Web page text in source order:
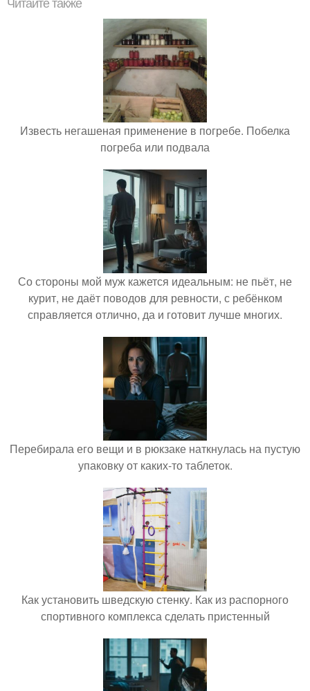
Читайте также
Известь негашеная применение в погребе. Побелка
погреба или подвала
Со стороны мой муж кажется идеальным: не пьёт, не
курит, не даёт поводов для ревности, с ребёнком
справляется отлично, да и готовит лучше многих.
Перебирала его вещи и в рюкзаке наткнулась на пустую
упаковку от каких-то таблеток.
Как установить шведскую стенку. Как из распорного
спортивного комплекса сделать пристенный